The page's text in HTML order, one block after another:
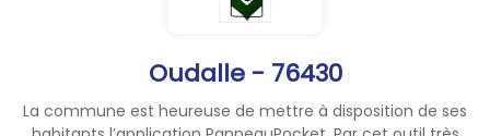
Oudalle - 76430
La commune est heureuse de mettre à disposition de ses
flamme sur le domaine public
chacun est invité à adopter